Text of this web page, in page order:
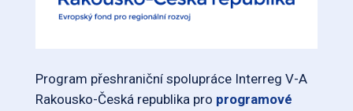
Program přeshraniční spolupráce Interreg V-A
Rakousko-Česká republika pro programové